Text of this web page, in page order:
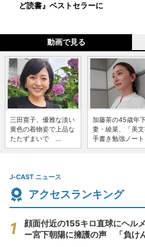
ど読書』ベストセラーに
動画で見る
三田寛子、優雅な淡い
黄色の着物姿で上品な
たたずまいで ...
加藤茶の45歳年
妻・綾菜、「美文
手書き勉強ノート
J-CAST ニュース
アクセスランキング
顔面付近の155キロ直球にヘル
ー宮下朝陽に擁護の声 「負け